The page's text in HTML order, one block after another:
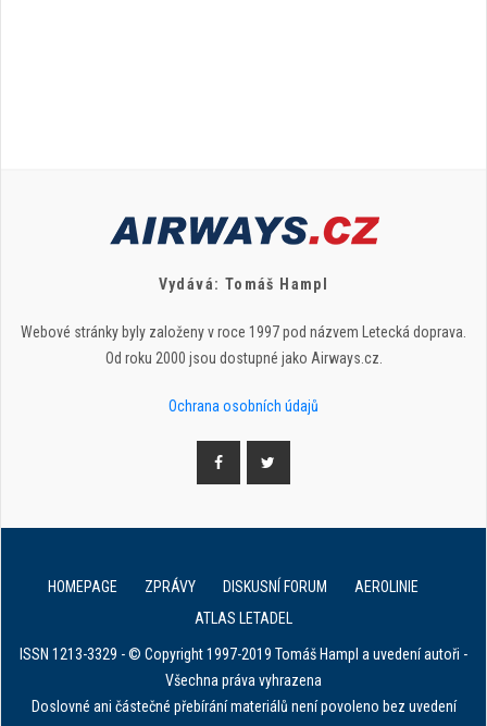
Vydává: Tomáš Hampl
Webové stránky byly založeny v roce 1997 pod názvem Letecká doprava.
Od roku 2000 jsou dostupné jako Airways.cz.
Ochrana osobních údajů
HOMEPAGE ZPRÁVY DISKUSNÍ FORUM
AEROLINIE
ATLAS LETADEL
ISSN 1213-3329 - © Copyright 1997-2019 Tomáš Hampl a uvedení autoři -
Všechna práva vyhrazena
Doslovné ani částečné přebírání materiálů není povoleno bez uvedení